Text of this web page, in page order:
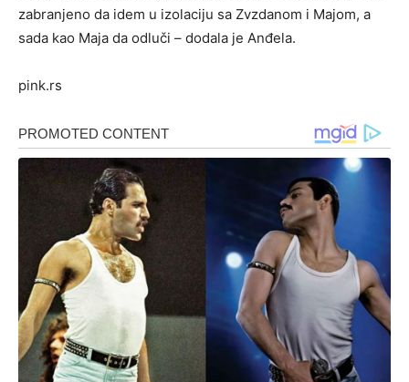
zabranjeno da idem u izolaciju sa Zvzdanom i Majom, a
sada kao Maja da odluči – dodala je Anđela.
pink.rs